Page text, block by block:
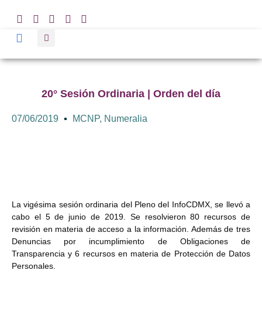
20° Sesión Ordinaria | Orden del día
07/06/2019 MCNP, Numeralia
La vigésima sesión ordinaria del Pleno del InfoCDMX, se llevó a
cabo el 5 de junio de 2019. Se resolvieron 80 recursos de
revisión en materia de acceso a la información. Además de tres
Denuncias por incumplimiento de Obligaciones de
Transparencia y 6 recursos en materia de Protección de Datos
Personales.